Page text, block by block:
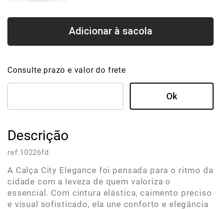
Consulte prazo e valor do frete
Descrição
ref:10226fd
A Calça City Elegance foi pensada para o ritmo da
cidade com a leveza de quem valoriza o
essencial. Com cintura elástica, caimento preciso
e visual sofisticado, ela une conforto e elegância